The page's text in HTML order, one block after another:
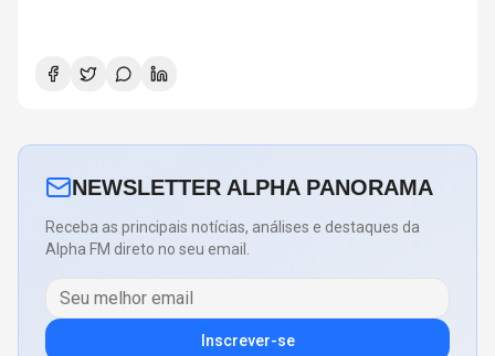
NEWSLETTER ALPHA PANORAMA
Receba as principais notícias, análises e destaques da
Alpha FM direto no seu email.
Inscrever-se